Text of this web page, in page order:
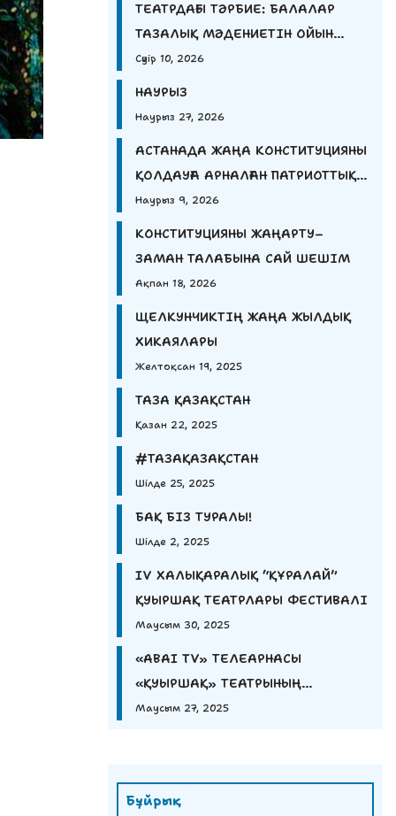
ТЕАТРДАҒЫ ТӘРБИЕ: БАЛАЛАР
ТАЗАЛЫҚ МӘДЕНИЕТІН ОЙЫН
АРҚЫЛЫ ҮЙРЕНДІ
Сәуір 10, 2026
НАУРЫЗ
Наурыз 27, 2026
АСТАНАДА ЖАҢА КОНСТИТУЦИЯНЫ
ҚОЛДАУҒА АРНАЛҒАН ПАТРИОТТЫҚ
АКЦИЯҒА 1000-НАН АСТАМ ЖАС
Наурыз 9, 2026
КОНСТИТУЦИЯНЫ ЖАҢАРТУ–
ЗАМАН ТАЛАБЫНА САЙ ШЕШІМ
Ақпан 18, 2026
ЩЕЛКУНЧИКТІҢ ЖАҢА ЖЫЛДЫҚ
ХИКАЯЛАРЫ
Желтоқсан 19, 2025
ТАЗА ҚАЗАҚСТАН
Қазан 22, 2025
#ТАЗАҚАЗАҚСТАН
Шілде 25, 2025
БАҚ БІЗ ТУРАЛЫ!
Шілде 2, 2025
IV ХАЛЫҚАРАЛЫҚ “ҚҰРАЛАЙ”
ҚУЫРШАҚ ТЕАТРЛАРЫ ФЕСТИВАЛІ
Маусым 30, 2025
«ABAI TV» ТЕЛЕАРНАСЫ
«ҚУЫРШАҚ» ТЕАТРЫНЫҢ
КӨРКЕМДІК ЖЕТЕКШІСІ ҚҰРАЛАЙ
Маусым 27, 2025
Бұйрық